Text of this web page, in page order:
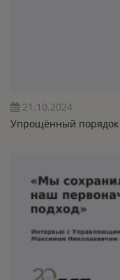
21.10.2024
Упрощённый порядок